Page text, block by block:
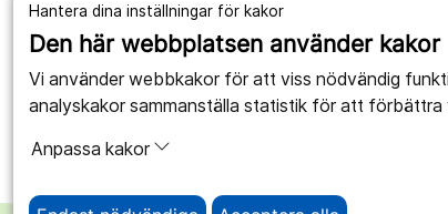
Hantera dina inställningar för kakor
Den här webbplatsen använder kakor
Vi använder webbkakor för att viss nödvändig
analyskakor sammanställa statistik för att förbättra
Anpassa kakor
Tillsammans skapar vi ett bättre liv